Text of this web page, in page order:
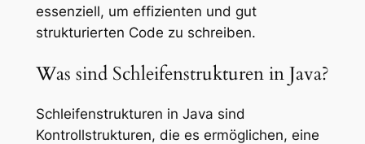
essenziell, um effizienten und gut
strukturierten Code zu schreiben.
Was sind Schleifenstrukturen in Java?
Schleifenstrukturen in Java sind
Kontrollstrukturen, die es ermöglichen, eine